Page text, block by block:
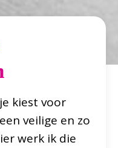
kiest voor
veilige en zo
werk ik die